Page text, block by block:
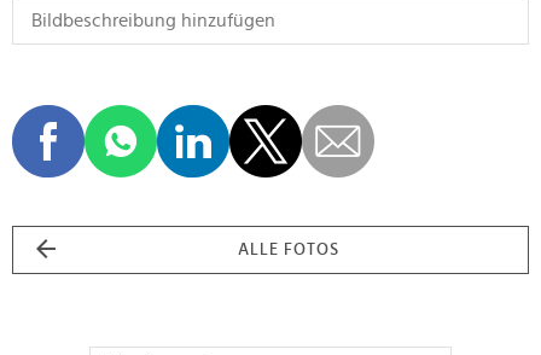
ALLE FOTOS